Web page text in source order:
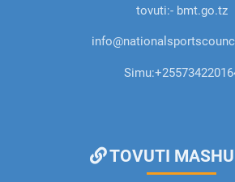
tovuti:- bmt.go.tz
Simu:
TOVUTI